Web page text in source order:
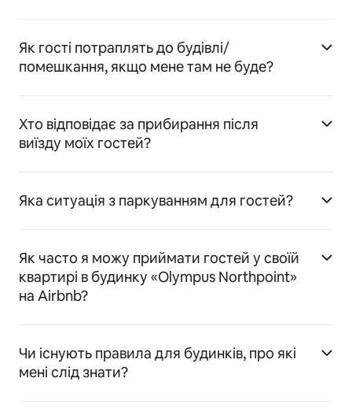
Як гості потраплять до будівлі/
помешкання, якщо мене там не буде?
Хто відповідає за прибирання після
виїзду моїх гостей?
Яка ситуація з паркуванням для гостей?
Як часто я можу приймати гостей у своїй
квартирі в будинку «Olympus Northpoint»
на Airbnb?
Чи існують правила для будинків, про які
мені слід знати?